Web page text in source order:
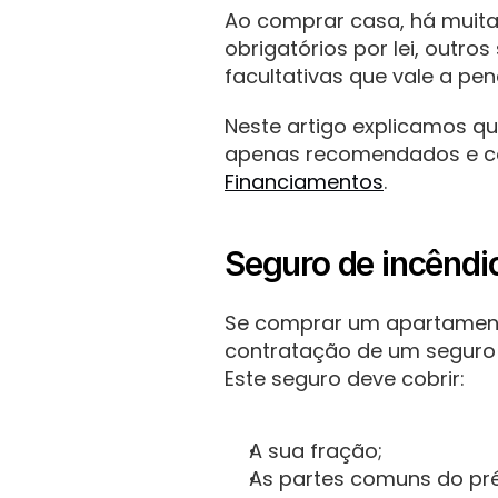
Ao comprar casa, há
obrigatórios por lei,
facultativas que vale a
Neste artigo explicamos
apenas recomendados e
Financiamentos.
Seguro de
Se comprar um
contratação de um
Este seguro deve cobrir:
A sua fração;
As partes comuns do